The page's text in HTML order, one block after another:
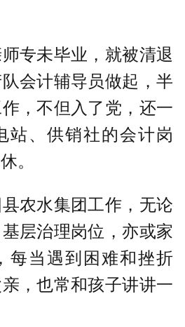
未毕业，就被清退
会计辅导员做起，半
，不但入了党，还一
站、供销社的会计岗
。
水集团工作，无论
层治理岗位，亦或家
每当遇到困难和挫折
，也常和孩子讲讲一